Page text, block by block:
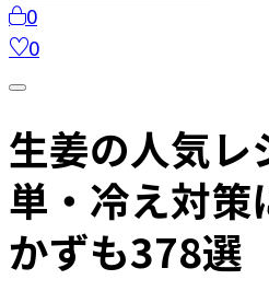
0
0
生姜の人気レ
単・冷え対策
かずも378選